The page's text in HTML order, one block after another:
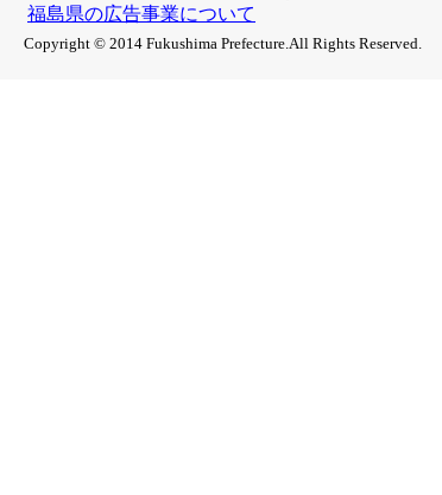
福島県の広告事業について
Copyright © 2014 Fukushima Prefecture.All Rights Reserved.